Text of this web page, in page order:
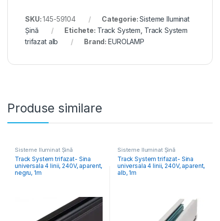
SKU:145-59104 Categorie:Sisteme Iluminat
Șină
Etichete: Track System Track System
trifazat alb
Brand:EUROLAMP
Produse similare
Sisteme Iluminat Șină
Track System trifazat- Sina
universala 4 linii, 240V, aparent,
negru, 1m
Sisteme Iluminat Șină
Track System trifazat- Sina
universala 4 linii, 240V, aparent,
alb, 1m